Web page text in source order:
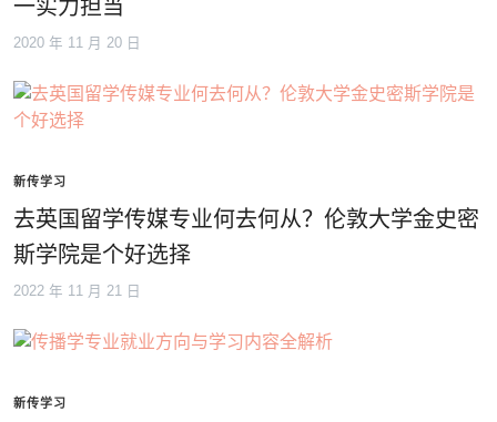
一实力担当
2020 年 11 月 20 日
新传学习
去英国留学传媒专业何去何从？伦敦大学金史密
斯学院是个好选择
2022 年 11 月 21 日
新传学习